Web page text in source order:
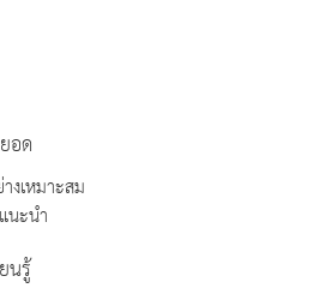
อด
เหมาะสม
นะนำ
นรู้